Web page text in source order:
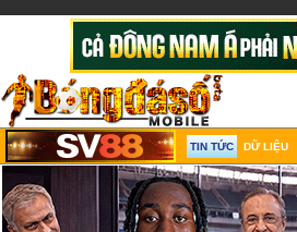
TIN TỨC DỮ LIỆU